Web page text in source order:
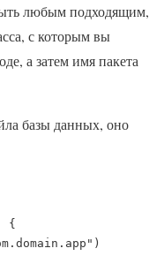
любым подходящим,
с которым вы
а затем имя пакета
базы данных, оно